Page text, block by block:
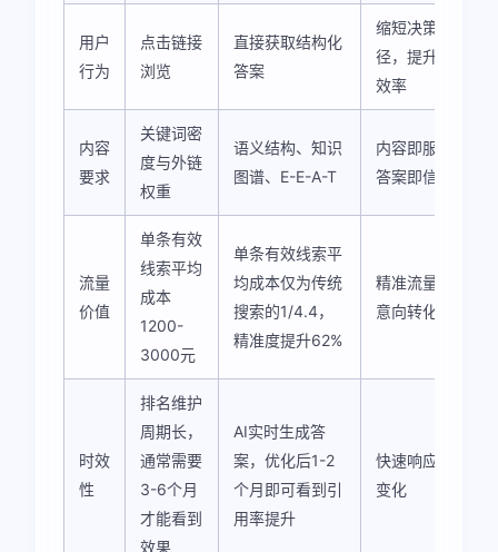
用户
行为
点击链接
浏览
直接获取结构化
答案
缩短决策路
径，提升转化
效率
内容
要求
关键词密
度与外链
权重
语义结构、知识
图谱、E-E-A-T
内容即服务，
答案即信任
流量
价值
单条有效
线索平均
成本
1200-
3000元
单条有效线索平
均成本仅为传统
搜索的1/4.4，
精准度提升62%
精准流量，高
意向转化
时效
性
排名维护
周期长，
通常需要
3-6个月
才能看到
效果
AI实时生成答
案，优化后1-2
个月即可看到引
用率提升
快速响应市场
变化